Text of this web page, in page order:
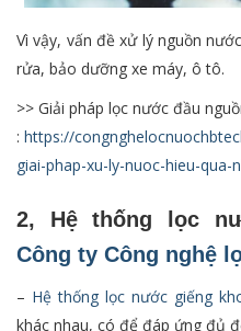
Vì vậy, vấn đề xử lý nguồn
rửa, bảo dưỡng xe máy, ô tô.
>> Giải pháp lọc nước đầu
: https://
giai-phap-xu-ly-nuoc-hieu-qua-
2, Hệ thống lọc
Công ty Công nghệ
– Hệ thống lọc nước giếng
khác nhau, có để đáp ứng đủ